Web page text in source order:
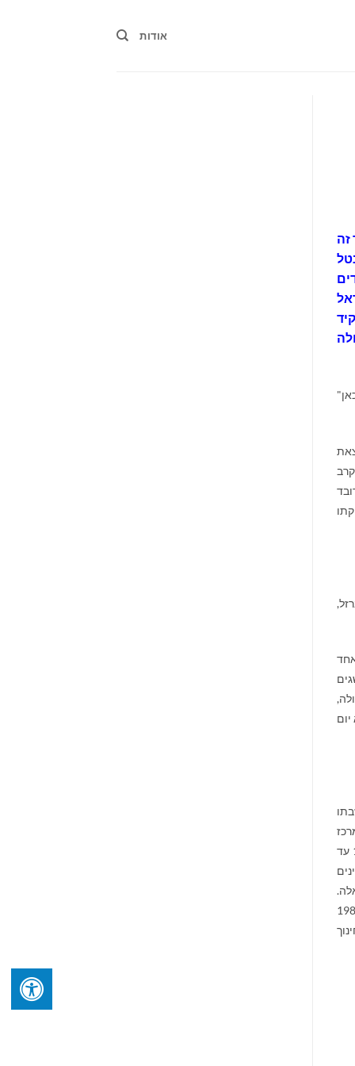
אודות
זה
את מחשבתו
בתיכון בטייבה. ב-1968 נבחר למרכז
הסתדרות המורים והקדיש, במשך עשר שנים, את מירב מאמציו לשיפור זכויותיהם המקצועיות של המורים הערביים. משנת 1984 עד
. את דרכו הפוליטית התחיל במפ"ם. בשנת 1977 היה ממקימי תנועת "שלי" וב-1981